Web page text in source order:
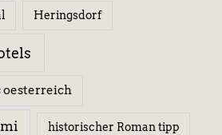
Heringsdorf
oesterreich
historischer Roman tipp